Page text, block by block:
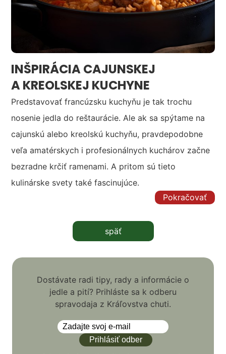
INŠPIRÁCIA CAJUNSKEJ
A KREOLSKEJ KUCHYNE
Predstavovať francúzsku kuchyňu je tak trochu
nosenie jedla do reštaurácie. Ale ak sa spýtame na
cajunskú alebo kreolskú kuchyňu, pravdepodobne
veľa amatérskych i profesionálnych kuchárov začne
bezradne krčiť ramenami. A pritom sú tieto
kulinárske svety také fascinujúce.
Pokračovať
späť
Dostávate radi tipy, rady a informácie o
jedle a pití? Prihláste sa k odberu
spravodaja z Kráľovstva chuti.